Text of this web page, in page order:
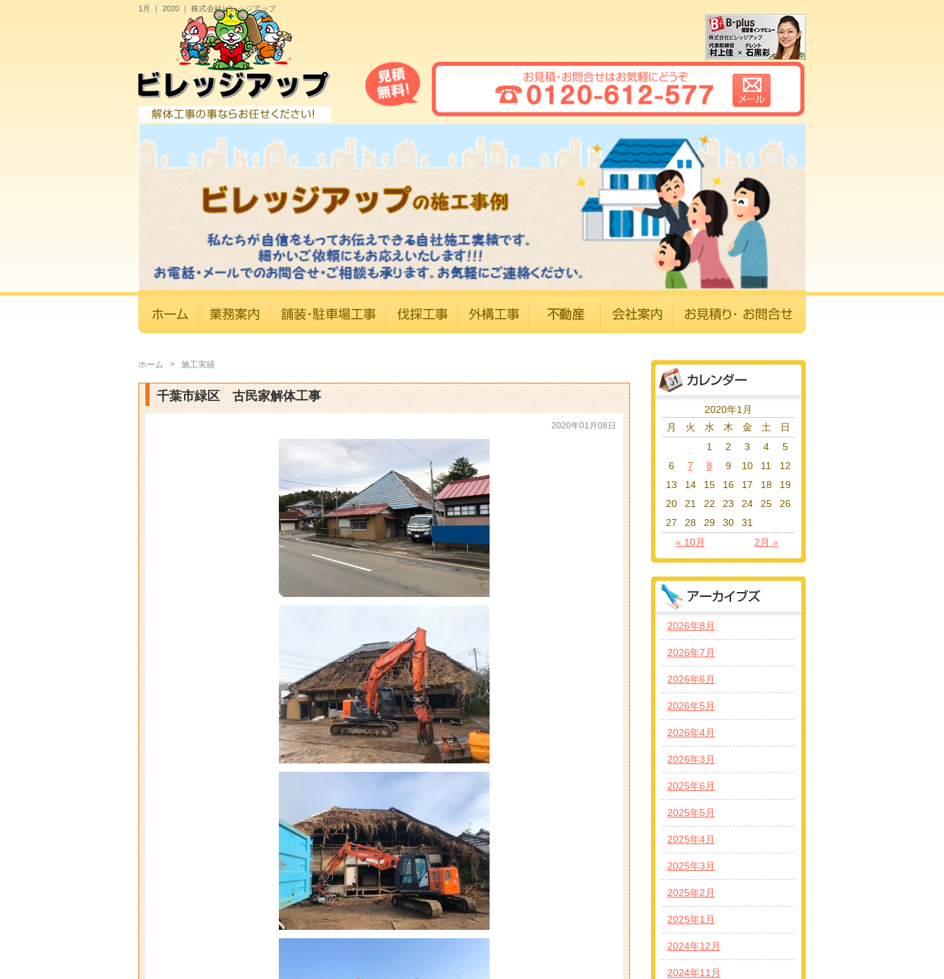
1月 ｜ 2020 ｜ 株式会社ビレッジアップ
ホーム > 施工実績
千葉市緑区 古民家解体工事
2020年01月08日
2020年1月
月
火 水 木 金 土 日
« 10月 2月 »
1 2 3 4
5
6
7 8 9 10 11
12
13
14 15 16 17 18
19
20
21 22 23 24 25
26
27
28 29 30 31
2026年8月
2026年7月
2026年6月
2026年5月
2026年4月
2026年3月
2025年6月
2025年5月
2025年4月
2025年3月
2025年2月
2025年1月
2024年12月
2024年11月